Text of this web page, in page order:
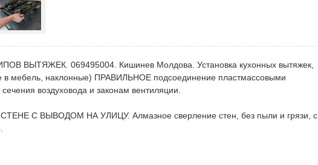
069495004. Кишинев Молдова. Установка кухонных вытяжек,
мебель, наклонные) ПРАВИЛЬНОЕ подсоединение пластмассовыми
воздуховода и законам вентиляции.
С ВЫВОДОМ НА УЛИЦУ. Алмазное сверление стен, без пыли и грязи, с